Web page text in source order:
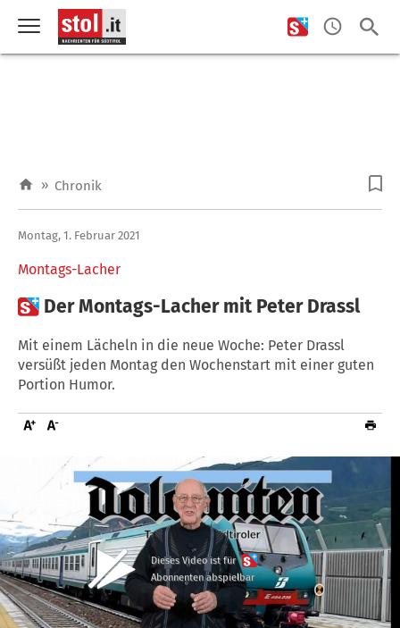
» Chronik
Montags-Lacher
Montag, 1. Februar 2021
 Der Montags-Lacher mit Peter Drassl
Mit einem Lächeln in die neue Woche: Peter Drassl
versüßt jeden Montag den Wochenstart mit einer guten
Portion Humor.
Dieses Video ist für
Abonnenten abspielbar